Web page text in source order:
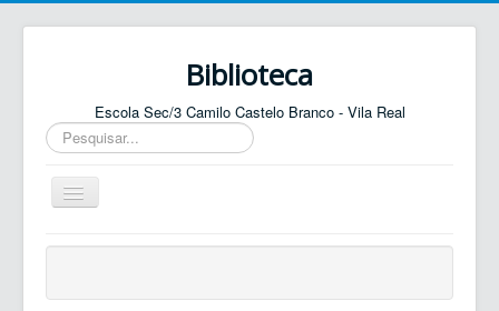
Biblioteca
Escola Sec/3 Camilo Castelo Branco - Vila Real
Pesquisar...
Ativar/Desativar
navegação
entrada